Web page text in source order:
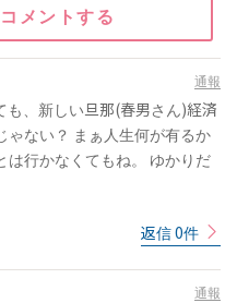
メントする
通報
、新しい旦那(春男さん)経済
ゃない？ まぁ人生何が有るか
は行かなくてもね。 ゆかりだ
返信 0件
通報